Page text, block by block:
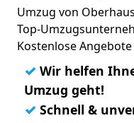
Umzug von
Top-
Kostenlose
✓ Wir helfen
Umzug geht!
✓ Schnell &